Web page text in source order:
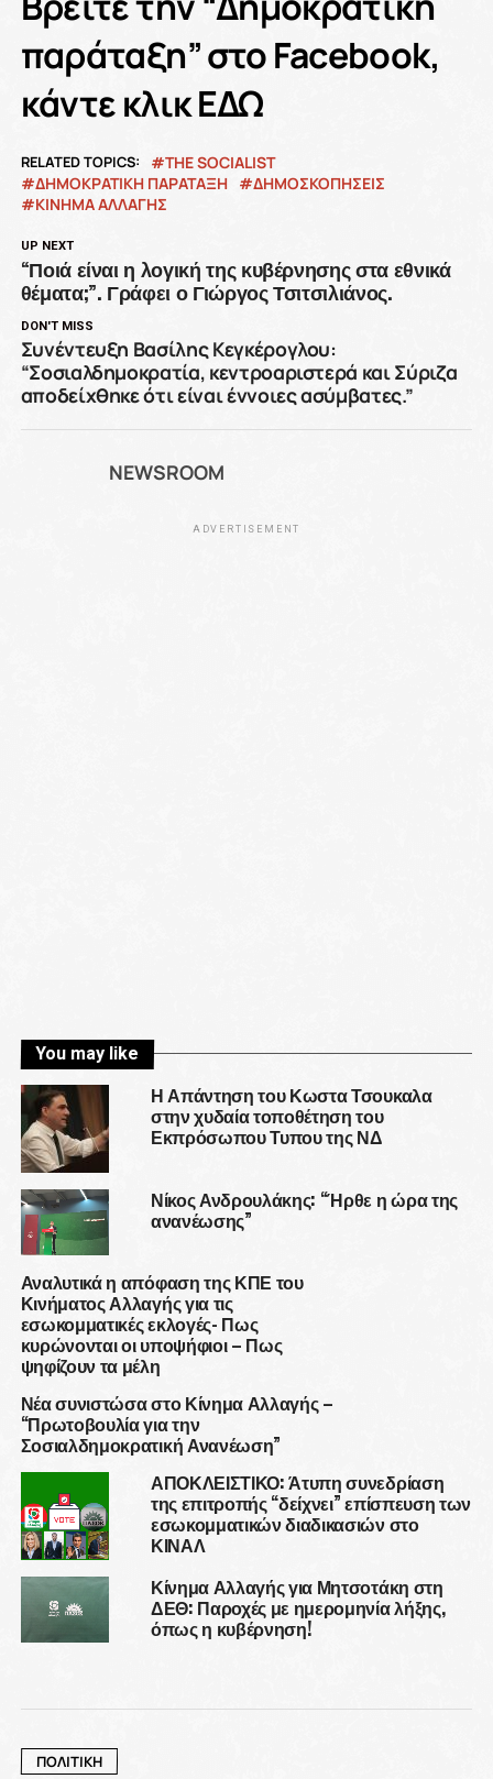
παράταξη” στο Facebook,
κάντε κλικΕΔΩ
RELATED TOPICS:
THE SOCIALIST
ΔΗΜΟΚΡΑΤΙΚΗ ΠΑΡΑΤΑΞΗ
ΔΗΜΟΣΚΟΠΉΣΕΙΣ
ΚΙΝΗΜΑ ΑΛΛΑΓΗΣ
UP NEXT
“Ποιά είναι η λογική της κυβέρνησης στα εθνικά
θέματα;”. Γράφει ο Γιώργος Τσιτσιλιάνος.
DON'T MISS
Συνέντευξη Βασίλης Κεγκέρογλου:
“Σοσιαλδημοκρατία, κεντροαριστερά και Σύριζα
αποδείχθηκε ότι είναι έννοιες ασύμβατες.”
NEWSROOM
ADVERTISEMENT
You may like
Η Απάντηση του Κωστα Τσουκαλα
στην χυδαία τοποθέτηση του
Εκπρόσωπου Τυπου της ΝΔ
Νίκος Ανδρουλάκης: “Ήρθε η ώρα της
ανανέωσης”
Αναλυτικά η απόφαση της ΚΠΕ του
Κινήματος Αλλαγής για τις
εσωκομματικές εκλογές- Πως
κυρώνονται οι υποψήφιοι – Πως
ψηφίζουν τα μέλη
Νέα συνιστώσα στο Κίνημα Αλλαγής –
“Πρωτοβουλία για την
Σοσιαλδημοκρατική Ανανέωση”
ΑΠΟΚΛΕΙΣΤΙΚΟ: Άτυπη συνεδρίαση
της επιτροπής “δείχνει” επίσπευση των
εσωκομματικών διαδικασιών στο
ΚΙΝΑΛ
Κίνημα Αλλαγής για Μητσοτάκη στη
ΔΕΘ: Παροχές με ημερομηνία λήξης,
όπως η κυβέρνηση!
ΠΟΛΙΤΙΚΗ